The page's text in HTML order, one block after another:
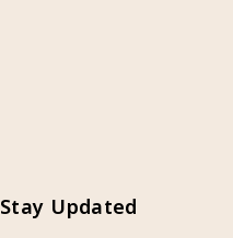
Stay Updated – ابق على اطلاع